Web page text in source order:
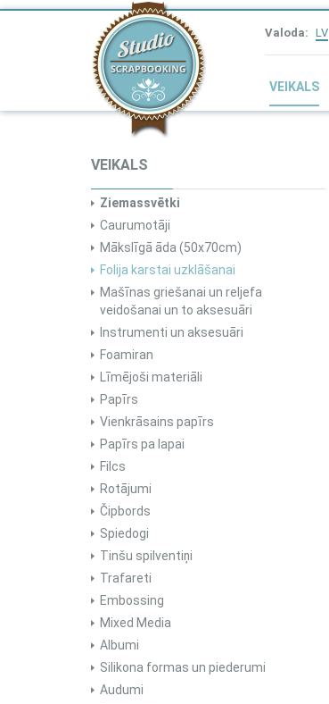
Valoda: LV
VEIKALS
VEIKALS
Ziemassvētki
Caurumotāji
Mākslīgā āda (50x70cm)
Folija karstai uzklāšanai
Mašīnas griešanai un reljefa
veidošanai un to aksesuāri
Instrumenti un aksesuāri
Foamiran
Līmējoši materiāli
Papīrs
Vienkrāsains papīrs
Papīrs pa lapai
Filcs
Rotājumi
Čipbords
Spiedogi
Tinšu spilventiņi
Trafareti
Embossing
Mixed Media
Albumi
Silikona formas un piederumi
Audumi